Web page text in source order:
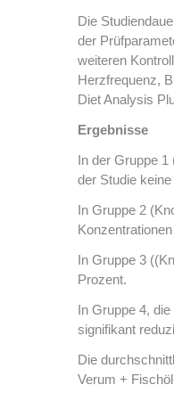
Die
der
weiteren
Herzfrequenz,
Diet Analysis
Ergebnisse
In der Gruppe
der Studie
In Gruppe 2
In Gruppe 3
Prozent.
In Gruppe 4,
signifikant
Die
Verum +